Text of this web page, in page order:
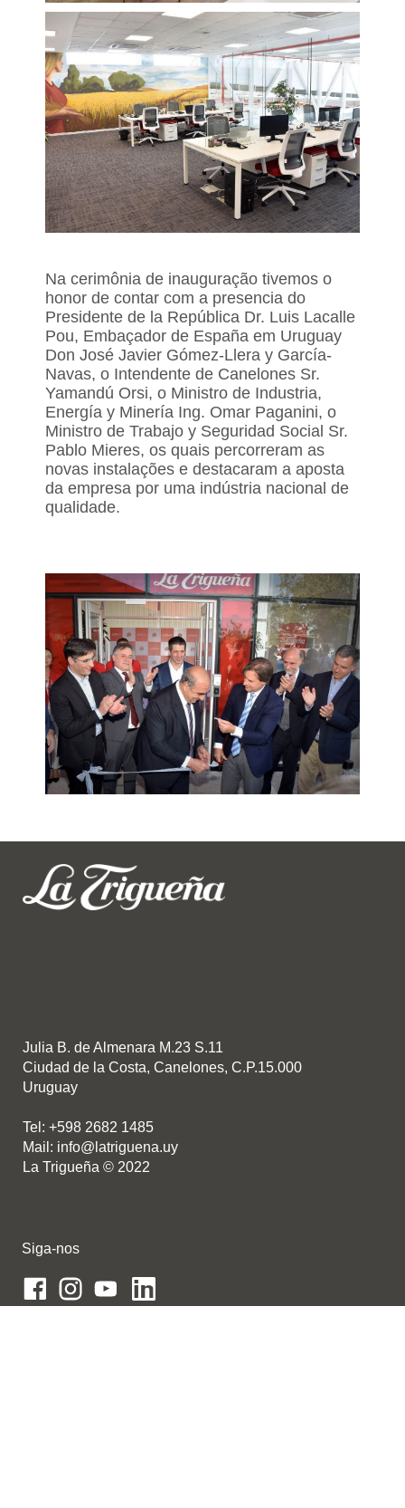
Na cerimônia de inauguração tivemos o
honor de contar com a presencia do
Presidente de la República Dr. Luis Lacalle
Pou, Embaçador de España em Uruguay
Don José Javier Gómez-Llera y García-
Navas, o Intendente de Canelones Sr.
Yamandú Orsi, o Ministro de Industria,
Energía y Minería Ing. Omar Paganini, o
Ministro de Trabajo y Seguridad Social Sr.
Pablo Mieres, os quais percorreram as
novas instalações e destacaram a aposta
da empresa por uma indústria nacional de
qualidade.
Julia B. de Almenara M.23 S.11
Ciudad de la Costa, Canelones, C.P.15.000
Uruguay
Tel: +598 2682 1485
Mail: info@latriguena.uy
La Trigueña © 2022
Siga-nos